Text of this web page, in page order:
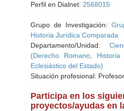
Perfil en Dialnet: 2568015
Grupo de Investigación:
Historia Jurídica Comparada
Departamento/Unidad:
(Derecho Romano,
Eclesiástico del Estado)
Situación profesional:
Participa en los
proyectos/ayudas en